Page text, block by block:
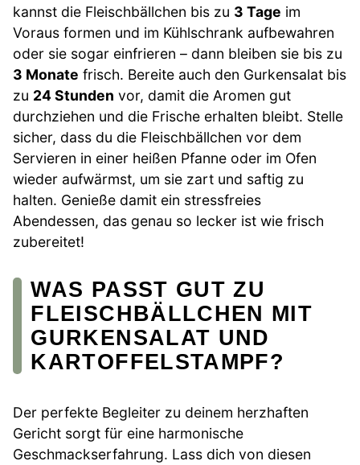
kannst die Fleischbällchen bis zu 3 Tage im
Voraus formen und im Kühlschrank aufbewahren
oder sie sogar einfrieren – dann bleiben sie bis zu
3 Monate frisch. Bereite auch den Gurkensalat bis
zu 24 Stunden vor, damit die Aromen gut
durchziehen und die Frische erhalten bleibt. Stelle
sicher, dass du die Fleischbällchen vor dem
Servieren in einer heißen Pfanne oder im Ofen
wieder aufwärmst, um sie zart und saftig zu
halten. Genieße damit ein stressfreies
Abendessen, das genau so lecker ist wie frisch
zubereitet!
WAS PASST GUT ZU
FLEISCHBÄLLCHEN MIT
GURKENSALAT UND
KARTOFFELSTAMPF?
Der perfekte Begleiter zu deinem herzhaften
Gericht sorgt für eine harmonische
Geschmackserfahrung. Lass dich von diesen